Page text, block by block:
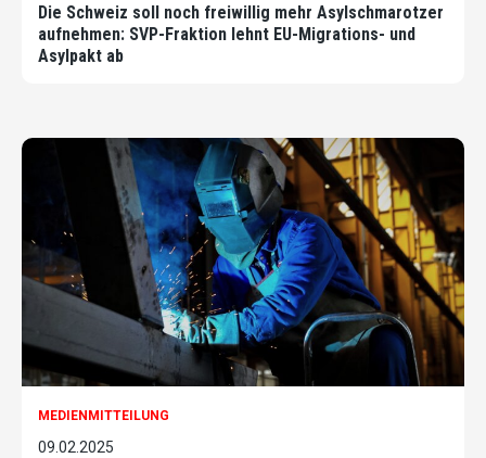
Die Schweiz soll noch freiwillig mehr Asylschmarotzer
aufnehmen: SVP-Fraktion lehnt EU-Migrations- und
Asylpakt ab
MEDIENMITTEILUNG
09.02.2025